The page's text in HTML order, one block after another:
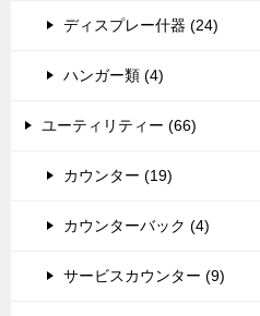
ディスプレー什器 (24)
ハンガー類 (4)
ユーティリティー (66)
カウンター (19)
カウンターバック (4)
サービスカウンター (9)